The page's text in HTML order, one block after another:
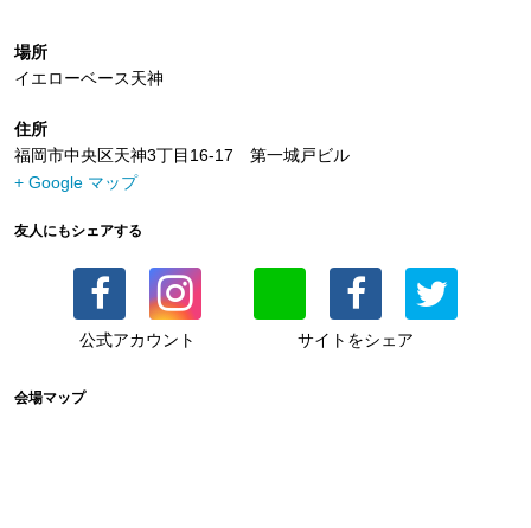
場所
イエローベース天神
住所
福岡市中央区天神3丁目16-17 第一城戸ビル
+ Google マップ
友人にもシェアする
公式アカウント サイトをシェア
会場マップ